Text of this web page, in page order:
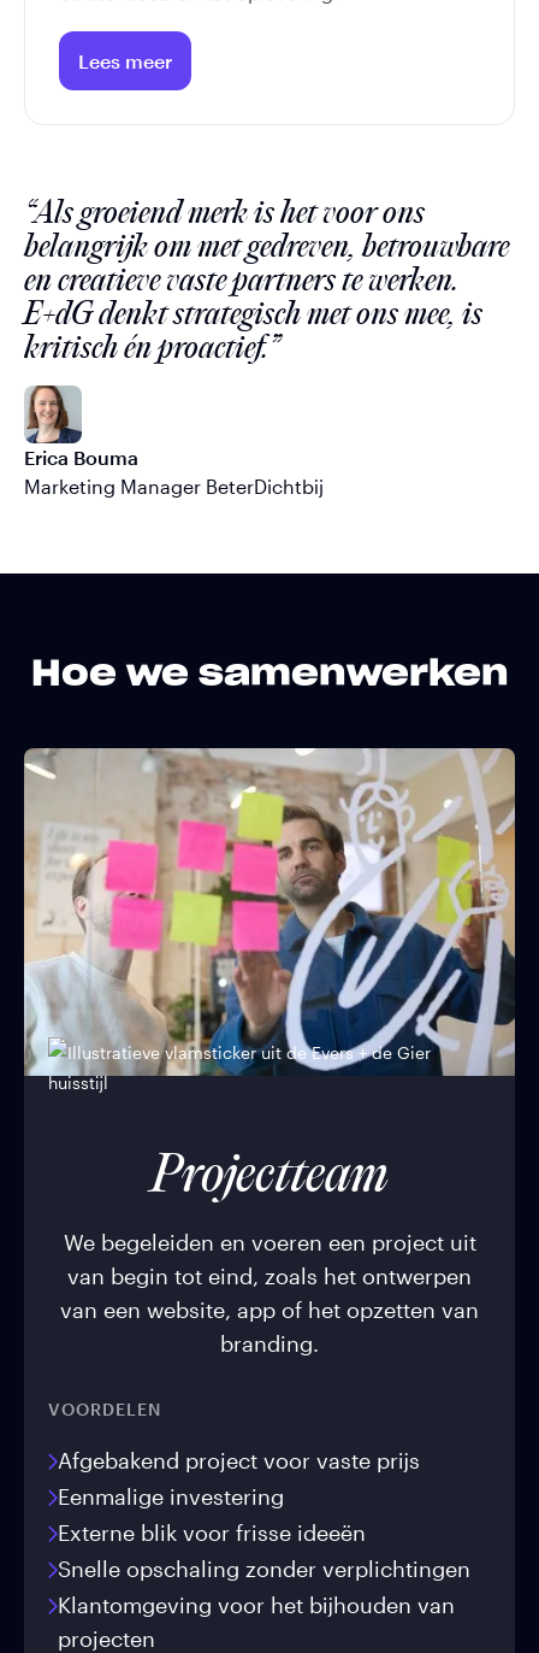
Lees meer
Erica Bouma
Marketing Manager BeterDichtbij
“Als groeiend merk is het voor ons
belangrijk om met gedreven, betrouwbare
en creatieve vaste partners te werken.
E+dG denkt strategisch met ons mee, is
kritisch én proactief.”
Hoe we samenwerken
Projectteam
We begeleiden en voeren een project uit
van begin tot eind, zoals het ontwerpen
van een website, app of het opzetten van
branding.
VOORDELEN
Afgebakend project voor vaste prijs
Eenmalige investering
Externe blik voor frisse ideeën
Snelle opschaling zonder verplichtingen
Klantomgeving voor het bijhouden van
projecten